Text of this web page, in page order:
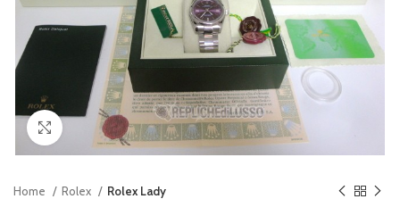
Clicca per ingrandire
Home Rolex Rolex Lady